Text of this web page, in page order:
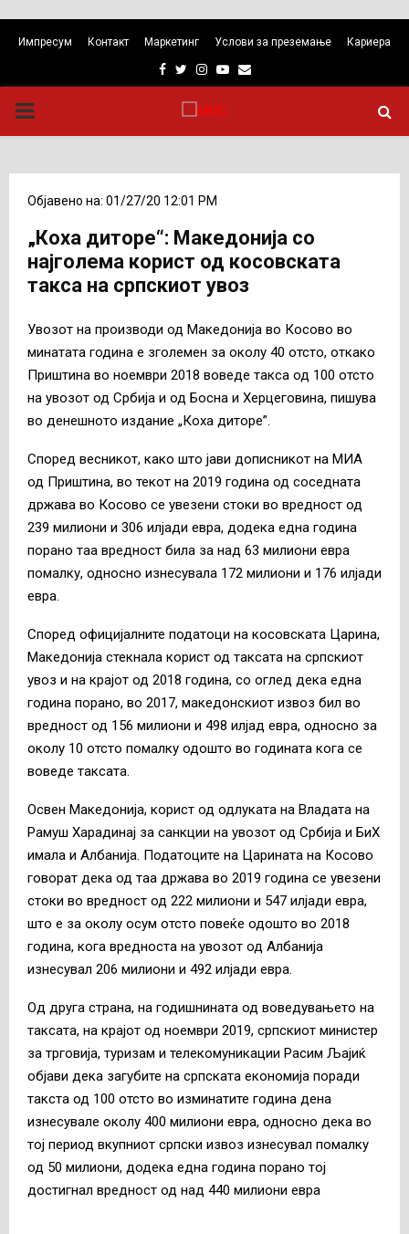
Импресум Контакт Маркетинг Услови за преземање Кариера
Facebook
TwitterInstagram
Youtube
Email
PRIMARY
Објавено на: 01/27/20 12:01 PM
„Коха диторе“: Македонија со
најголема корист од косовската
такса на српскиот увоз
Увозот на производи од Македонија во Косово во
минатата година е зголемен за околу 40 отсто, откако
Приштина во ноември 2018 воведе такса од 100 отсто
на увозот од Србија и од Босна и Херцеговина, пишува
во денешното издание „Коха диторе”.
Според весникот, како што јави дописникот на МИА
од Приштина, во текот на 2019 година од соседната
држава во Косово се увезени стоки во вредност од
239 милиони и 306 илјади евра, додека една година
порано таа вредност била за над 63 милиони евра
помалку, односно изнесувала 172 милиони и 176 илјади
евра.
Според официјалните податоци на косовската Царина,
Македонија стекнала корист од таксата на српскиот
увоз и на крајот од 2018 година, со оглед дека една
година порано, во 2017, македонскиот извоз бил во
вредност од 156 милиони и 498 илјад евра, односно за
околу 10 отсто помалку одошто во годината кога се
воведе таксата.
Освен Македонија, корист од одлуката на Владата на
Рамуш Харадинај за санкции на увозот од Србија и БиХ
имала и Албанија. Податоците на Царината на Косово
говорат дека од таа држава во 2019 година се увезени
стоки во вредност од 222 милиони и 547 илјади евра,
што е за околу осум отсто повеќе одошто во 2018
година, кога вредноста на увозот од Албанија
изнесувал 206 милиони и 492 илјади евра.
Од друга страна, на годишнината од воведувањето на
таксата, на крајот од ноември 2019, српскиот министер
за трговија, туризам и телекомуникации Расим Љајиќ
објави дека загубите на српската економија поради
такста од 100 отсто во изминатите година дена
изнесувале околу 400 милиони евра, односно дека во
тој период вкупниот српски извоз изнесувал помалку
од 50 милиони, додека една година порано тој
достигнал вредност од над 440 милиони евра